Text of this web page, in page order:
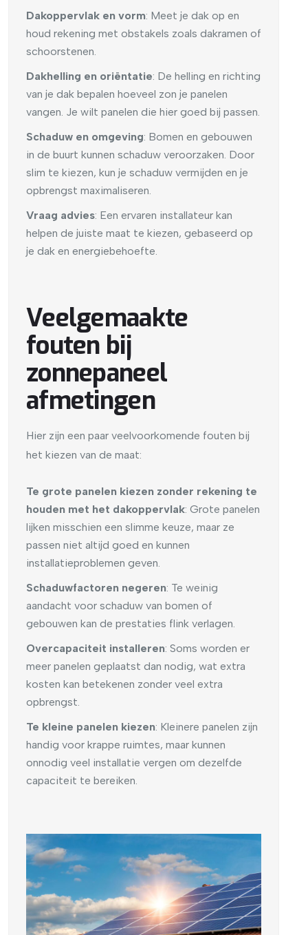
Dakoppervlak en vorm: Meet je dak op en
houd rekening met obstakels zoals dakramen of
schoorstenen.
Dakhelling en oriëntatie: De helling en richting
van je dak bepalen hoeveel zon je panelen
vangen. Je wilt panelen die hier goed bij passen.
Schaduw en omgeving: Bomen en gebouwen
in de buurt kunnen schaduw veroorzaken. Door
slim te kiezen, kun je schaduw vermijden en je
opbrengst maximaliseren.
Vraag advies: Een ervaren installateur kan
helpen de juiste maat te kiezen, gebaseerd op
je dak en energiebehoefte.
Veelgemaakte
fouten bij
zonnepaneel
afmetingen
Hier zijn een paar veelvoorkomende fouten bij
het kiezen van de maat:
Te grote panelen kiezen zonder rekening te
houden met het dakoppervlak: Grote panelen
lijken misschien een slimme keuze, maar ze
passen niet altijd goed en kunnen
installatieproblemen geven.
Schaduwfactoren negeren: Te weinig
aandacht voor schaduw van bomen of
gebouwen kan de prestaties flink verlagen.
Overcapaciteit installeren: Soms worden er
meer panelen geplaatst dan nodig, wat extra
kosten kan betekenen zonder veel extra
opbrengst.
Te kleine panelen kiezen: Kleinere panelen zijn
handig voor krappe ruimtes, maar kunnen
onnodig veel installatie vergen om dezelfde
capaciteit te bereiken.